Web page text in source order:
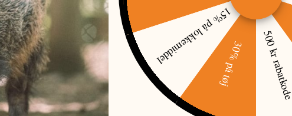
veje.
500 kr
30% på tøj
15% på lokkemiddel